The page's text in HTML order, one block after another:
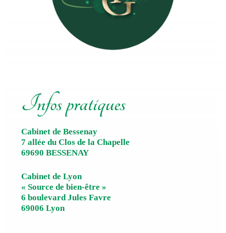
Infos pratiques
Cabinet de Bessenay
7 allée du Clos de la Chapelle
69690 BESSENAY
Cabinet de Lyon
« Source de bien-être »
6 boulevard Jules Favre
69006 Lyon